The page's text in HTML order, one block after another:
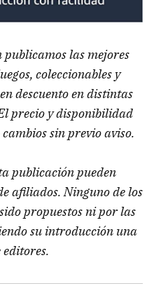
las mejores
coleccionables y
descuento en distintas
precio y disponibilidad
sin previo aviso.
publicación pueden
afiliados. Ninguno de los
propuestos ni por las
su introducción una